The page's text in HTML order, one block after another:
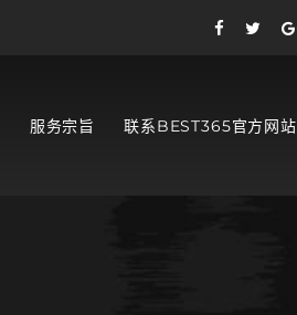
服务宗旨 联系BEST365官方网站